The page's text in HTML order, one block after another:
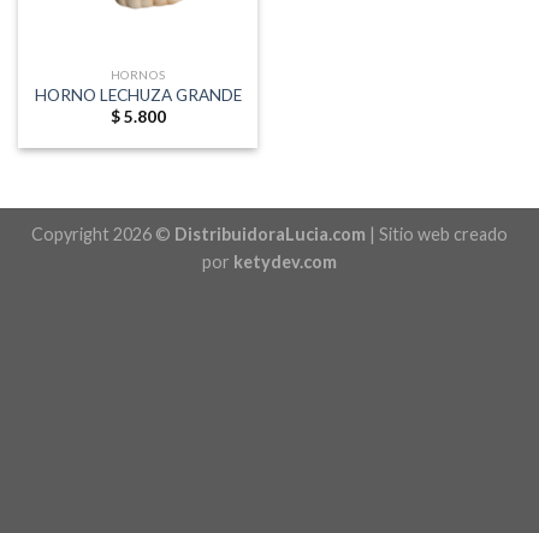
HORNOS
HORNO LECHUZA GRANDE
$5.800
Copyright 2026 © DistribuidoraLucia.com | Sitio web creado
por ketydev.com